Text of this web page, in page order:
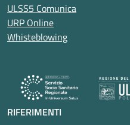
ULSS5 Comunica
URP Online
Whisteblowing
RIFERIMENTI